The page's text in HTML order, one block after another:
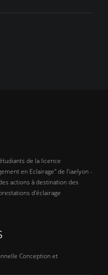
de la licence
en Eclairage" de l’iaelyon -
actions à destination des
d'éclairage
Conception et